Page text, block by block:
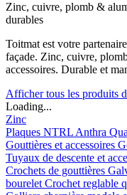
Zinc, cuivre, plomb &
durables
Toitmat est votre
façade. Zinc, cuivre,
accessoires. Durable et
Afficher tous les produits
Loading...
Zinc
Plaques NTRL Anthra
Gouttières et accessoires
Tuyaux de descente et
Crochets de gouttières
bourelet Crochet reglable